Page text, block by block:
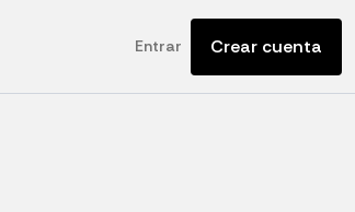
Entrar Crear cuenta